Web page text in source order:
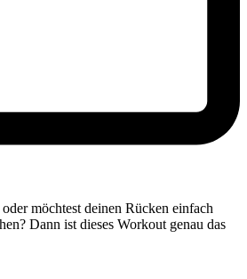
möchtest deinen Rücken einfach
Dann ist dieses Workout genau das